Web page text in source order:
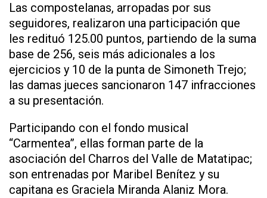
Las compostelanas, arropadas por sus
seguidores, realizaron una participación que
les redituó 125.00 puntos, partiendo de la suma
base de 256, seis más adicionales a los
ejercicios y 10 de la punta de Simoneth Trejo;
las damas jueces sancionaron 147 infracciones
a su presentación.
Participando con el fondo musical
“Carmentea”, ellas forman parte de la
asociación del Charros del Valle de Matatipac;
son entrenadas por Maribel Benítez y su
capitana es Graciela Miranda Alaniz Mora.